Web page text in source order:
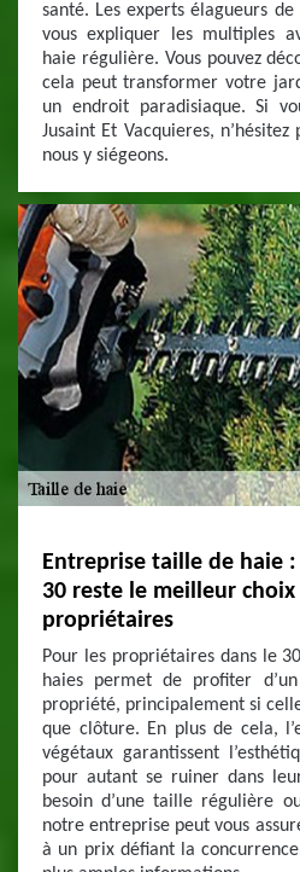
santé. Les experts élagueurs
vous expliquer les multiples
haie régulière. Vous pouvez
cela peut transformer votre
un endroit paradisiaque. Si
Jusaint Et Vacquieres,
nous y siégeons.
Entreprise taille de haie :
30 reste le meilleur
propriétaires
Pour les propriétaires dans le
haies permet de profiter
propriété, principalement si
que clôture. En plus de cela,
végétaux garantissent
pour autant se ruiner dans
besoin d’une taille régulière
notre entreprise peut vous
à un prix défiant la